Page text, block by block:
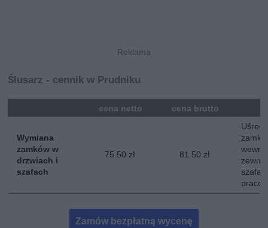
Ślusarz - cennik w Prudniku
cena netto cena brutto
Wymiana
zamków w
drzwiach i
szafach
75.50 zł 81.50 zł
Zamów bezpłatną wycenę